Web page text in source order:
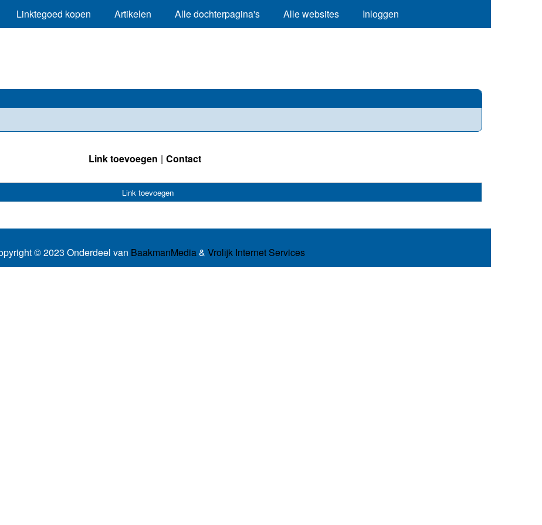
Linktegoed kopen Artikelen Alle dochterpagina's Alle websites Inloggen
Link toevoegen Contact
Link toevoegen
© 2023 Onderdeel van BaakmanMedia& Vrolijk Internet Services